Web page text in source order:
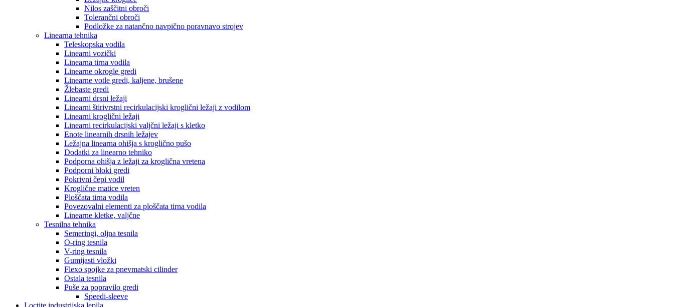
Nilos zaščitni obroči
Tolerančni obroči
Podložke za natančno navpično poravnavo strojev
Linearna tehnika
Teleskopska vodila
Linearni vozički
Linearna tirna vodila
Linearne okrogle gredi
Linearne votle gredi, kaljene, brušene
Žlebaste gredi
Linearni drsni ležaji
Linearni štirivrstni recirkulacijski kroglični ležaji z vodilom
Linearni kroglični ležaji
Linearni recirkulacijski valjčni ležaji s kletko
Enote linearnih drsnih ležajev
Ležajna linearna ohišja s kroglično pušo
Dodatki za linearno tehniko
Podporna ohišja z ležaji za kroglična vretena
Podporni bloki gredi
Pokrivni čepi vodil
Kroglične matice vreten
Ploščata tirna vodila
Povezovalni elementi za ploščata tirna vodila
Linearne kletke, valjčne
Tesnilna tehnika
Semeringi, oljna tesnila
O-ring tesnila
V-ring tesnila
Gumijasti vložki
Flexo spojke za pnevmatski cilinder
Ostala tesnila
Puše za popravilo gredi
Speedi-sleeve
Loctite industrijska lepila